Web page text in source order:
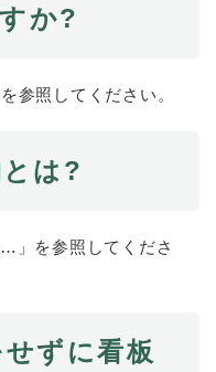
か?
参照してください。
は?
」を参照してくださ
ずに看板